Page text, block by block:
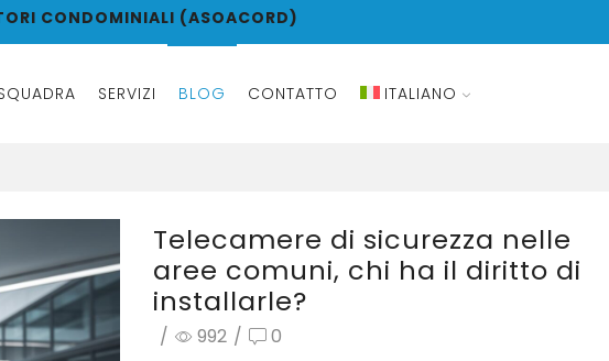
CONDOMINIALI (ASOACORD)
SERVIZI BLOG CONTATTO ITALIANO
Telecamere di sicurezza nelle
aree comuni, chi ha il diritto di
installarle?
/ 992 /
0